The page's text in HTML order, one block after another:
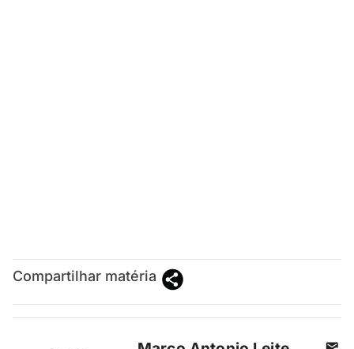
Compartilhar matéria